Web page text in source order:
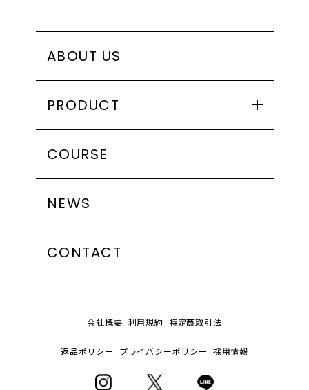
ABOUT US
PRODUCT
シリーズで探す
HYDRA
GLOW
NUTRIENT
製品カテゴリーで探す
クレンジング
COURSE
NEWS
CONTACT
会社概要 利用規約 特定商取引法
返品ポリシー プライバシーポリシー 採用情報